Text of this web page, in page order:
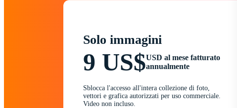
Solo immagini
9 US$USD al mese fatturato
annualmente
Sblocca l'accesso all'intera collezione di foto,
vettori e grafica autorizzati per uso commerciale.
Video non incluso.